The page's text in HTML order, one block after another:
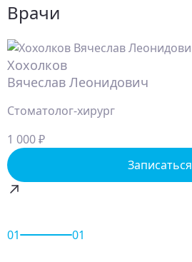
Врачи
Хохолков
Вячеслав Леонидович
Стоматолог-хирург
1 000 ₽
Записаться
01 01